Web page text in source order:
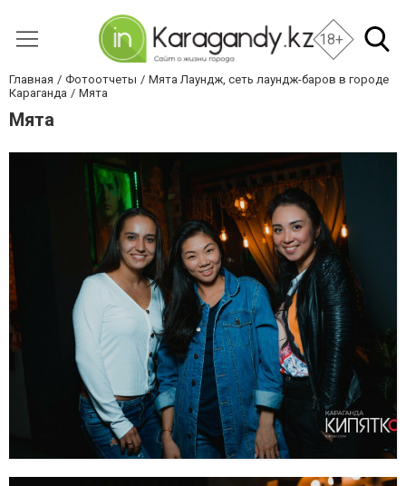
18+
Главная Фотоотчеты
Мята Лаундж, сеть лаундж-баров в городе
Караганда
Мята
Мята